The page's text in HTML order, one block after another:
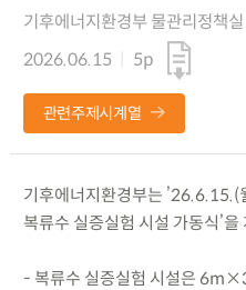
기후에너지환경부 물관리정책
2026.06.15
5p
관련주제시계열
기후에너지환경부는 ’26.6.15.(
복류수 실증실험 시설 가동식’
- 복류수 실증실험 시설은